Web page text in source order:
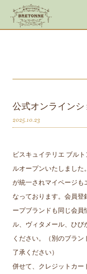
公式オンラインシ
2025.10.23
ビスキュイテリエ ブル
ルオープンいたしました
が統一されマイページも
なっております。会員
ープブランドも同じ会員
ル、ヴィタメール、ひび
ください。（別のブラ
了承ください）
併せて、クレジットカー